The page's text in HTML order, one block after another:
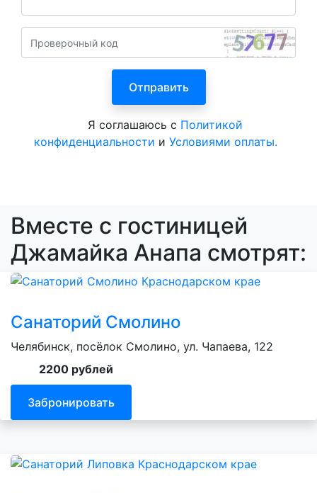
Я соглашаюсь с Политикой
конфиденциальности и Условиями оплаты.
Вместе с гостиницей
Джамайка Анапа смотрят:
Санаторий Смолино
Челябинск, посёлок Смолино, ул. Чапаева, 122
2200 рублей
Забронировать